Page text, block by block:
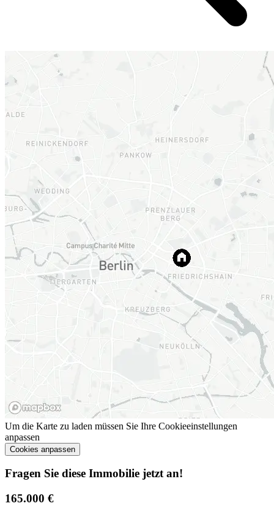
Um die Karte zu laden müssen Sie Ihre Cookieeinstellungen
anpassen
Cookies anpassen
Fragen Sie diese Immobilie jetzt an!
165.000 €